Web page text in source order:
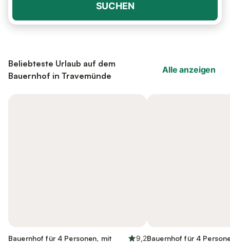
SUCHEN
Beliebteste Urlaub auf dem
Bauernhof in Travemünde
Alle anzeigen
Bauernhof für 4 Personen, mit
9,2Bauernhof für 4